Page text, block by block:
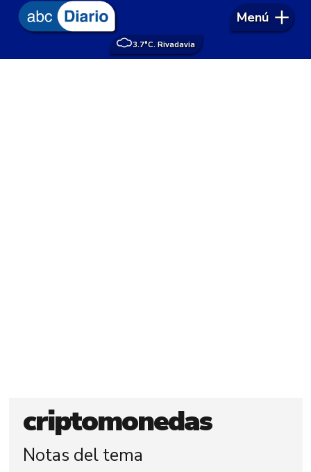
3.7°C. Rivadavia
Menú
criptomonedas
Notas del tema